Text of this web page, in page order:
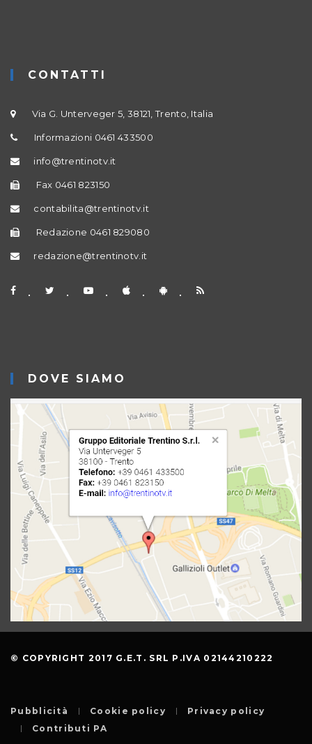
CONTATTI
Via G. Unterveger 5, 38121, Trento, Italia
Informazioni 0461 433500
info@trentinotv.it
Fax 0461 823150
contabilita@trentinotv.it
Redazione 0461 829080
redazione@trentinotv.it
DOVE SIAMO
© COPYRIGHT 2017 G.E.T. SRL P.IVA 02144210222
Pubblicità Cookie policy
Privacy policy
Contributi PA